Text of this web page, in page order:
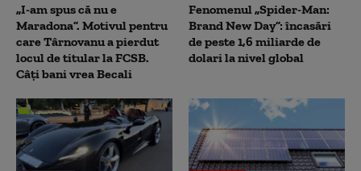
„I-am spus că nu e
Maradona”. Motivul pentru
care Târnovanu a pierdut
locul de titular la FCSB.
Câți bani vrea Becali
Fenomenul „Spider-Man:
Brand New Day”: încasări
de peste 1,6 miliarde de
dolari la nivel global